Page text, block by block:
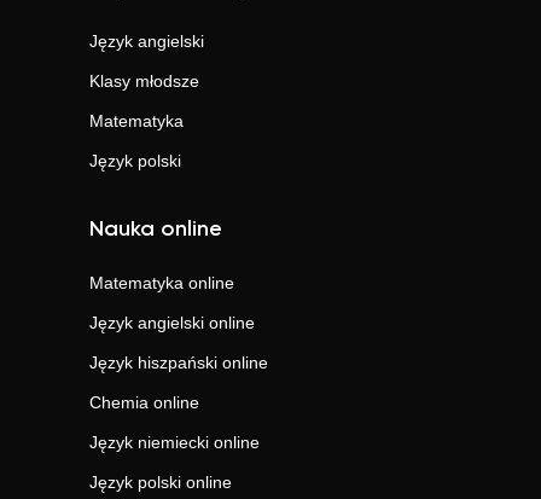
Język angielski
Klasy młodsze
Matematyka
Język polski
Nauka online
Matematyka online
Język angielski online
Język hiszpański online
Chemia online
Język niemiecki online
Język polski online